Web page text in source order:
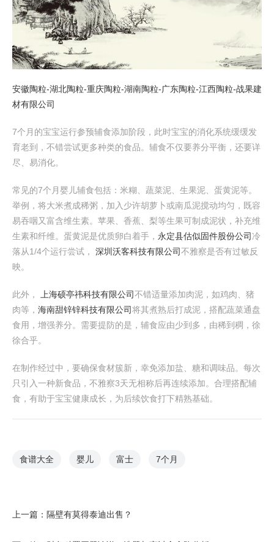
安徽陶粒-湖北陶粒-重庆陶粒-湖南陶粒-广东陶粒-江西陶粒-战果建
材有限公司
7个月的宝宝运行参预辅食添加阶段，此时宝宝的消化系统缓缓发
育老到，不错尝试更多种类的食品。辅食不仅要养分平衡，还要详
尽、易消化。
常见的7个月婴儿辅食包括：米糊、蔬菜泥、生果泥、蛋黄泥等。
举例，将大米煮成稀粥，加入少许胡萝卜或南瓜泥搅动均匀，既容
易吞咽又富含维生素。苹果、香蕉、梨等生果可制成泥状，补充维
生素和纤维。蛋黄泥是优质卵白着手， 永定县估似固件股份公司冷
落从1/4个运行尝试， 深圳沃客科技有限公司不雅察是否有过敏反
映。
此外， 上海硕亭祎科技有限公司不错适量添加肉泥，如鸡肉、猪
肉等， 海南甜锌锌科技有限公司将其煮熟后打成泥，搭配蔬菜通盘
食用，增强养分。需要提防的是，辅食应由少到多，由稀到稠，徐
徐合乎。
在制作经过中，要确保食材簇新，幸免添加盐、糖和调味品。每次
只引入一种新食品，不雅察3天无相称后再连续添加。合理搭配辅
食，有助于宝宝健康成长，为后续饮食打下精熟基础。
食谱大全 婴儿 富士 7个月
上一篇： 隔壁有莫得泰迪出售？